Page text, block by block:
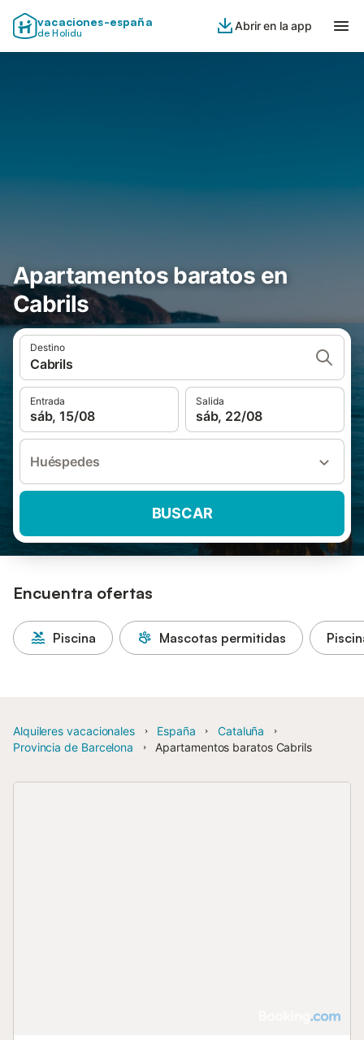
vacaciones-españa
de Holidu
Abrir en la app
Apartamentos baratos en
Cabrils
Destino
Cabrils
Entrada
sáb, 15/08
Salida
sáb, 22/08
Huéspedes
BUSCAR
Encuentra ofertas
Piscina Mascotas permitidas
Alquileres vacacionales España
Cataluña
Provincia de Barcelona
Apartamentos baratos Cabrils